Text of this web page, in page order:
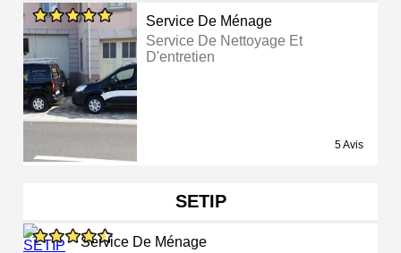
Service De Ménage
Service De Nettoyage Et
D'entretien
5 Avis
SETIP
Service De Ménage